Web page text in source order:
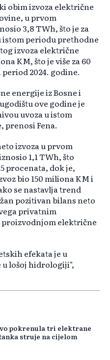
obim izvoza električne
u prvom
3,8 TWh, što je za
istom periodu prethodne
izvoza električne
KM, što je više za 60
2024. godine.
energije iz Bosne i
ove godine je
uvoza u istom
prenosi Fena.
izvoza u prvom
1,1 TWh, što
procenata, dok je,
bio 150 miliona KM i
se nastavlja trend
pozitivan bilans neto
privatnim
proizvodnjom električne
efekata je u
lošoj hidrologiji",
pokrenula tri elektrane
struje na cijelom